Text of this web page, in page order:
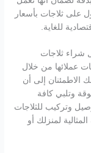
على ثلاجات بأسعار
للغاية.
شراء ثلاجات
عملائها من خلال
الاطمئنان إلى أن
وتلبي كافة
وتركيب للثلاجات
لمنزلك أو